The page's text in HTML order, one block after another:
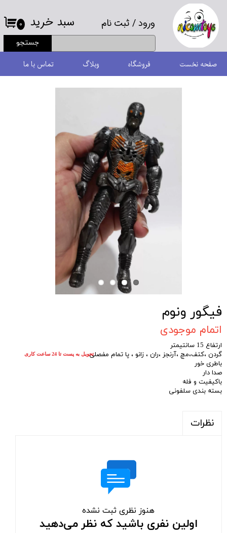
ورود/ ثبت نام
حساب کاربری من
تغییر گذر واژه
سفارشات
جستجو
۰ سبد خرید
صفحه نخست فروشگاه وبلاگ تماس با ما
فیگور ونوم
اتمام موجودی
ارتفاع 15 سانتیمتر
گردن ،کتف،مچ ،آرنجز ،ران ، زانو ، پا تمام مفصلی
باطری خور
صدا دار
باکیفیت و فله
بسته بندی سلفونی
نظرات
هنوز نظری ثبت نشده
اولین نفری باشید که نظر می‌دهید
تحویل به پست تا 24 ساعت کاری